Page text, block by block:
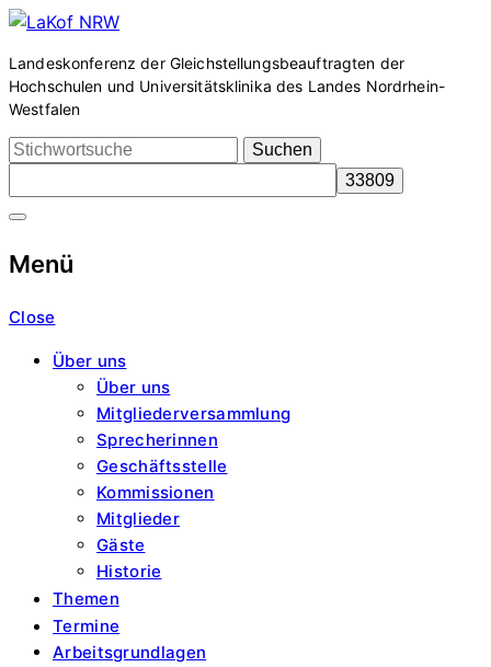
Zum
springen
LaKof
NRW
Landeskonferenz der Gleichstellungsbeauftragten der
Hochschulen und Universitätsklinika des Landes Nordrhein-
Westfalen
Search
Menü
Close
Über uns
Über uns
Mitgliederversammlung
Sprecherinnen
Geschäftsstelle
Kommissionen
Mitglieder
Gäste
Historie
Themen
Termine
Arbeitsgrundlagen